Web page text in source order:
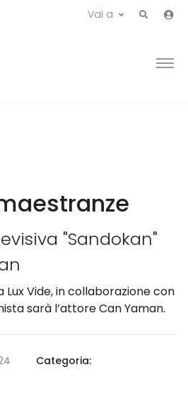
Vai a
"Sandokan"
Vide, in collaborazione con
sarà l’attore Can Yaman.
Categoria: